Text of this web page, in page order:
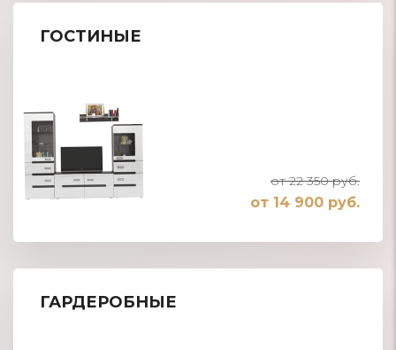
ГОСТИНЫЕ
от 22 350 руб.
от 14 900 руб.
ГАРДЕРОБНЫЕ